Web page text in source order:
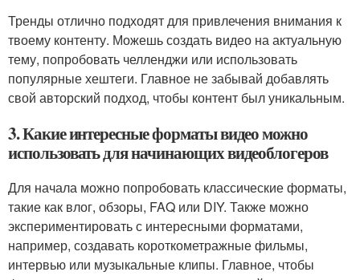
Тренды отлично подходят для привлечения внимания к
твоему контенту. Можешь создать видео на актуальную
тему, попробовать челленджи или использовать
популярные хештеги. Главное не забывай добавлять
свой авторский подход, чтобы контент был уникальным.
3. Какие интересные форматы видео можно
использовать для начинающих видеоблогеров
Для начала можно попробовать классические форматы,
такие как влог, обзоры, FAQ или DIY. Также можно
экспериментировать с интересными форматами,
например, создавать короткометражные фильмы,
интервью или музыкальные клипы. Главное, чтобы